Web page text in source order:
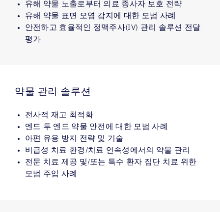
유해 약물 노출로부터 의료 종사자 보호 전략
유해 약물 표면 오염 감지에 대한 모범 사례
안전하고 효율적인 정맥주사(IV) 관리 솔루션 전달
평가
약물 관리 솔루션
전사적 재고 최적화
엔드 투 엔드 약물 안전에 대한 모범 사례
아편 유용 방지 전략 및 기술
비급성 치료 환경/치료 연속성에서의 약물 관리
전문 치료 제공 및/또는 특수 환자 집단 치료 위한
모범 주입 사례